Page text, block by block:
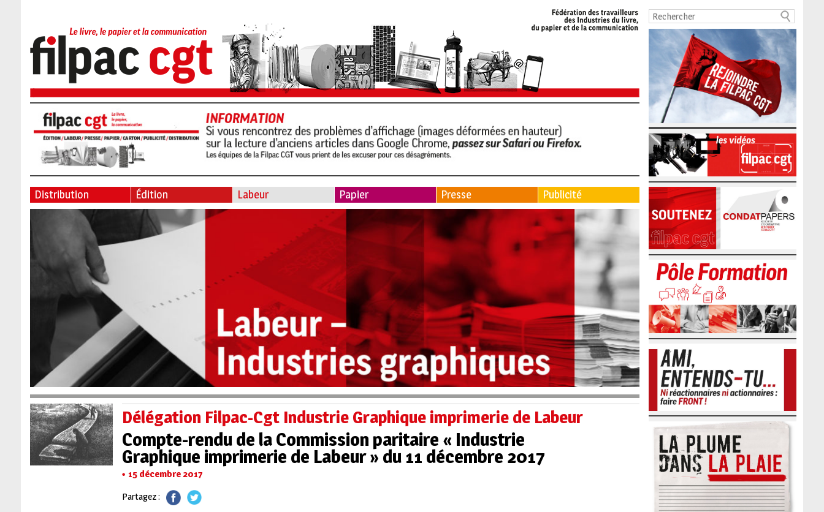
Distribution Édition Labeur Papier Presse Publicité
Délégation Filpac-Cgt Industrie Graphique imprimerie de Labeur
Compte-rendu de la Commission paritaire « Industrie
Graphique imprimerie de Labeur » du 11 décembre 2017
15 décembre 2017
Partagez :